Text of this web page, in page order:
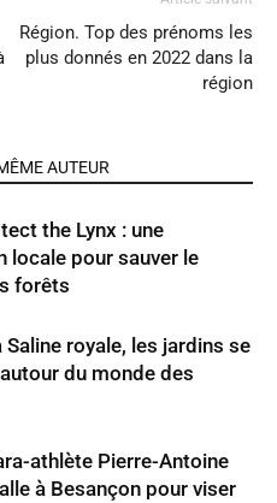
Région. Top des prénoms les
plus donnés en 2022 dans la
région
AUTEUR
the Lynx : une
locale pour sauver le
forêts
Saline royale, les jardins se
du monde des
athlète Pierre-Antoine
à Besançon pour viser